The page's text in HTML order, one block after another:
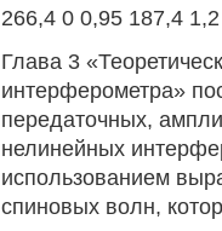
266,4 0 0,95 187,4
Глава 3
интерферометра»
передаточных,
нелинейных
использованием
спиновых волн,